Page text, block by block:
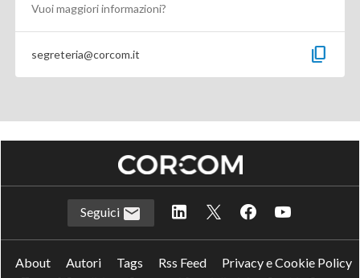
Vuoi maggiori informazioni?
segreteria@corcom.it content_copy
Seguici
About Autori Tags Rss Feed
Privacy e Cookie Policy